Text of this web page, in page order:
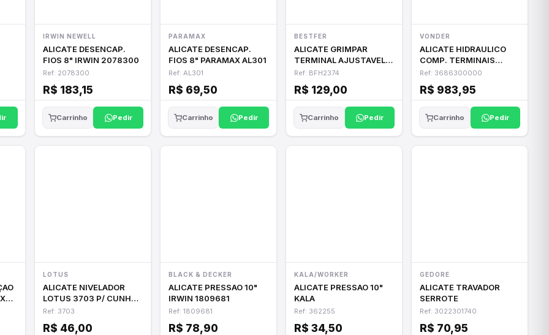
IRWIN NEWELL
ALICATE DESENCAP.
FIOS 8" IRWIN 2078300
Ref: 2078300
R$ 183,15
Carrinho Pedir
PARAMAX
ALICATE DESENCAP.
FIOS 8" PARAMAX AL301
Ref: AL301
R$ 69,50
Carrinho Pedir
BESTFER
ALICATE GRIMPAR
TERMINAL AJUSTAVEL
BESTFER BFH2374
Ref: BFH2374
R$ 129,00
Carrinho Pedir
VONDER
ALICATE HIDRAULICO
COMP. TERMINAIS
VONDER ACV300
Ref: 3686300000
R$ 983,95
Carrinho Pedir
LOTUS
ALICATE NIVELADOR
LOTUS 3703 P/ CUNHA
ESTREITA
Ref: 3703
R$ 46,00
BLACK & DECKER
ALICATE PRESSAO 10"
IRWIN 1809681
Ref: 1809681
R$ 78,90
KALA/WORKER
ALICATE PRESSAO 10"
KALA
Ref: 362255
R$ 34,50
GEDORE
ALICATE TRAVADOR
SERROTE
Ref: 3022301740
R$ 70,95